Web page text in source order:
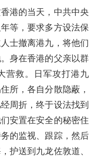
港的当天，中共中央
等，要求多方设法保
士撤离港九，将他们
身在香港的父亲以群
营救。日军攻打港九
所，各自分散隐蔽，
周折，终于设法找到
安置在安全的秘密住
的监视、跟踪，然后
护送到九龙佐敦道、